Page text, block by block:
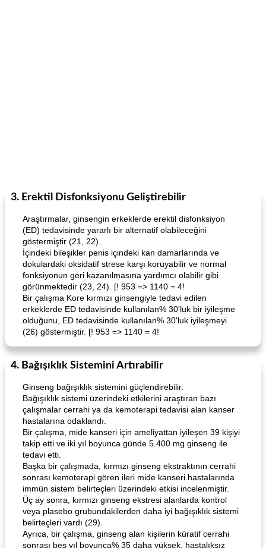
3. Erektil Disfonksiyonu Geliştirebilir
Araştırmalar, ginsengin erkeklerde erektil disfonksiyon
(ED) tedavisinde yararlı bir alternatif olabileceğini
göstermiştir (21, 22).
İçindeki bileşikler penis içindeki kan damarlarında ve
dokulardaki oksidatif strese karşı koruyabilir ve normal
fonksiyonun geri kazanılmasına yardımcı olabilir gibi
görünmektedir (23, 24). [! 953 => 1140 = 4!
Bir çalışma Kore kırmızı ginsengiyle tedavi edilen
erkeklerde ED tedavisinde kullanılan% 30'luk bir iyileşme
olduğunu, ED tedavisinde kullanılan% 30'luk iyileşmeyi
(26) göstermiştir. [! 953 => 1140 = 4!
4. Bağışıklık Sistemini Artırabilir
Ginseng bağışıklık sistemini güçlendirebilir.
Bağışıklık sistemi üzerindeki etkilerini araştıran bazı
çalışmalar cerrahi ya da kemoterapi tedavisi alan kanser
hastalarına odaklandı.
Bir çalışma, mide kanseri için ameliyattan iyileşen 39 kişiyi
takip etti ve iki yıl boyunca günde 5.400 mg ginseng ile
tedavi etti.
Başka bir çalışmada, kırmızı ginseng ekstraktının cerrahi
sonrası kemoterapi gören ileri mide kanseri hastalarında
immün sistem belirteçleri üzerindeki etkisi incelenmiştir.
Üç ay sonra, kırmızı ginseng ekstresi alanlarda kontrol
veya plasebo grubundakilerden daha iyi bağışıklık sistemi
belirteçleri vardı (29).
Ayrıca, bir çalışma, ginseng alan kişilerin küratif cerrahi
sonrası beş yıl boyunca% 35 daha yüksek, hastalıksız